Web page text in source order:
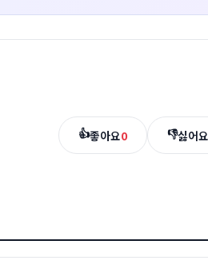
👍좋아요0 👎싫어요